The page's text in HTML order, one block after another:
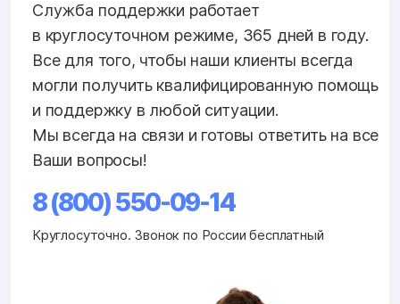
Служба поддержки работает
в круглосуточном режиме, 365 дней в году.
Все для того, чтобы наши клиенты всегда
могли получить квалифицированную помощь
и поддержку в любой ситуации.
Мы всегда на связи и готовы ответить на все
Ваши вопросы!
8 (800) 550-09-14
Круглосуточно. Звонок по России бесплатный